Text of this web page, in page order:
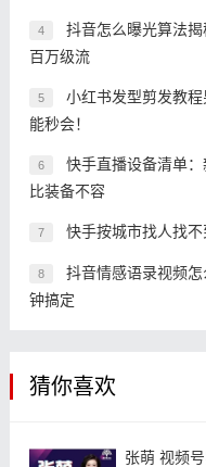
4
抖音怎么曝光算法
百万级流
5
小红书发型剪发教
能秒会！
6
快手直播设备清单
比装备不容
7 快手按城市找人找
8
抖音情感语录视频
钟搞定
猜你喜欢
张萌 视频